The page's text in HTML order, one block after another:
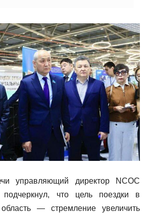
управляющий директор NCOC
что цель поездки в
область — стремление увеличить